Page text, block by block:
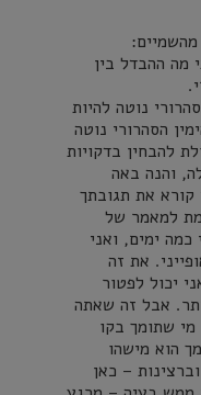
מה ההבדל בין
נוטה להיות
הסהרורי נוטה
להבחין בדקויות
והנה באה
קורא את תגובתך
למאמר של
ימים, ואני
את זה
יכול לפטור
אבל זה שאתה
מי שתומך בקו
הוא מישהו
– כאן